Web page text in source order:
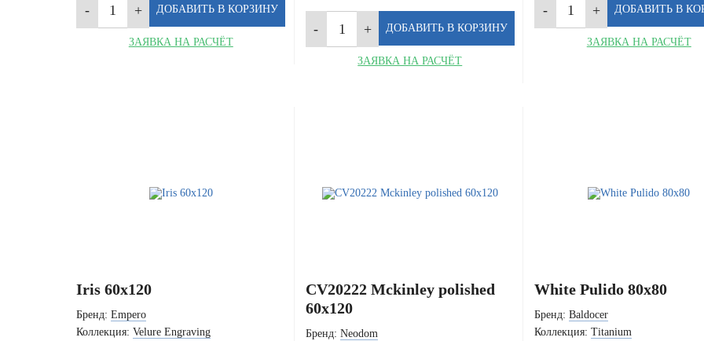
ЗАЯВКА НА РАСЧЁТ
ЗАЯВКА НА РАСЧЁТ
ЗАЯВКА НА РАСЧЁТ
Iris 60x120
Бренд: Empero
Коллекция: Velure Engraving
CV20222 Mckinley polished
60x120
Бренд: Neodom
White Pulido 80x80
Бренд: Baldocer
Коллекция: Titanium